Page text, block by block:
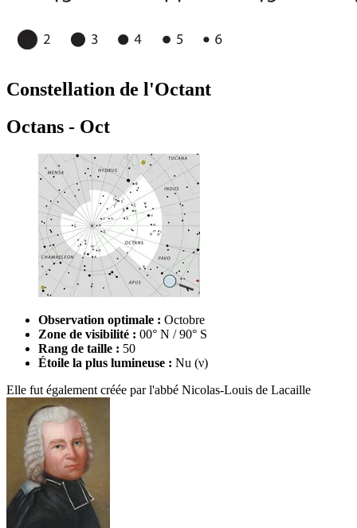
Constellation de l'Octant
Octans - Oct
Observation optimale : Octobre
Zone de visibilité : 00° N / 90° S
Rang de taille : 50
Étoile la plus lumineuse : Nu (ν)
Elle fut également créée par l'abbé Nicolas-Louis de Lacaille